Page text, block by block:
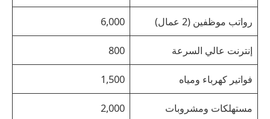
رواتب موظفين (2 عمال) 6,000
إنترنت عالي السرعة 800
فواتير كهرباء ومياه 1,500
مستهلكات ومشروبات 2,000